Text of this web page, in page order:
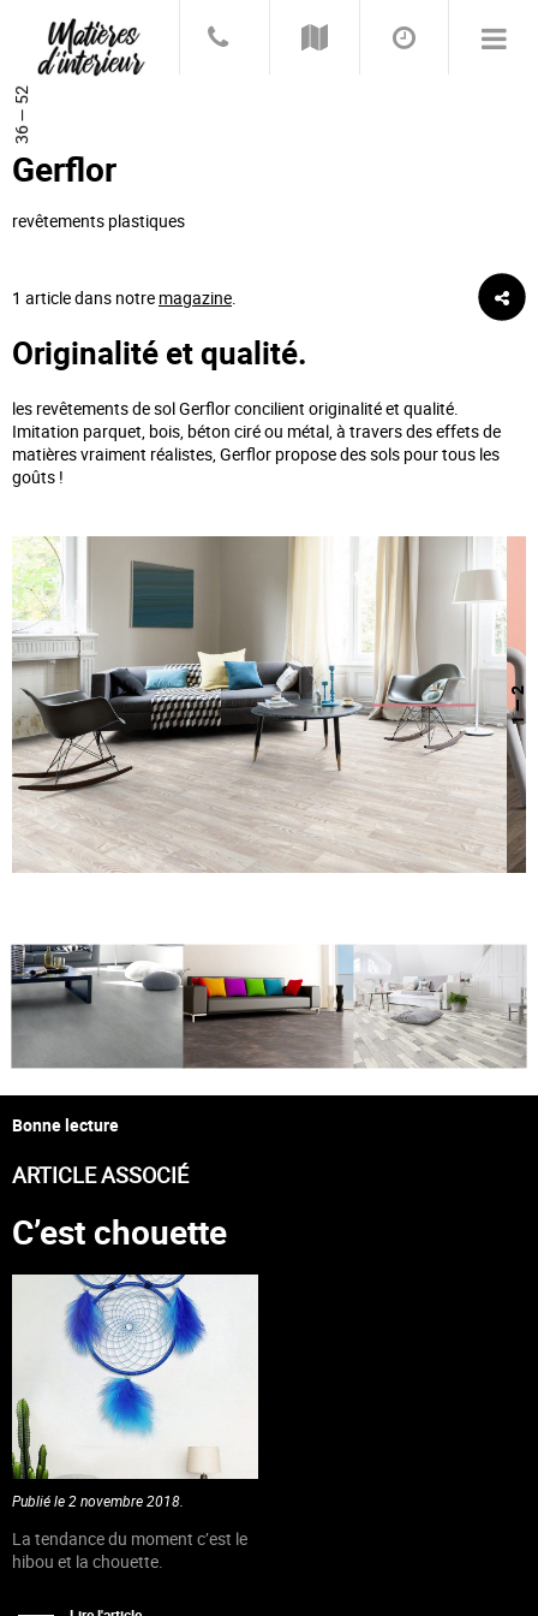
36 — 52
Gerflor
revêtements plastiques
1 article dans notre magazine.
Originalité et qualité.
les revêtements de sol Gerflor concilient originalité et qualité.
Imitation parquet, bois, béton ciré ou métal, à travers des effets de
matières vraiment réalistes, Gerflor propose des sols pour tous les
goûts !
1
— 2
Bonne lecture
ARTICLE ASSOCIÉ
Publié le 2 novembre 2018.
C’est chouette
La tendance du moment c’est le
hibou et la chouette.